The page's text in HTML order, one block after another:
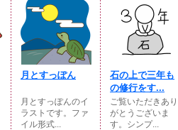
月とすっぽん
月とすっぽんのイ
ラストです。ファ
イル形式...
石の上で三年も
の修行をす...
ご覧いただきあり
がとうございま
す。シンプ...